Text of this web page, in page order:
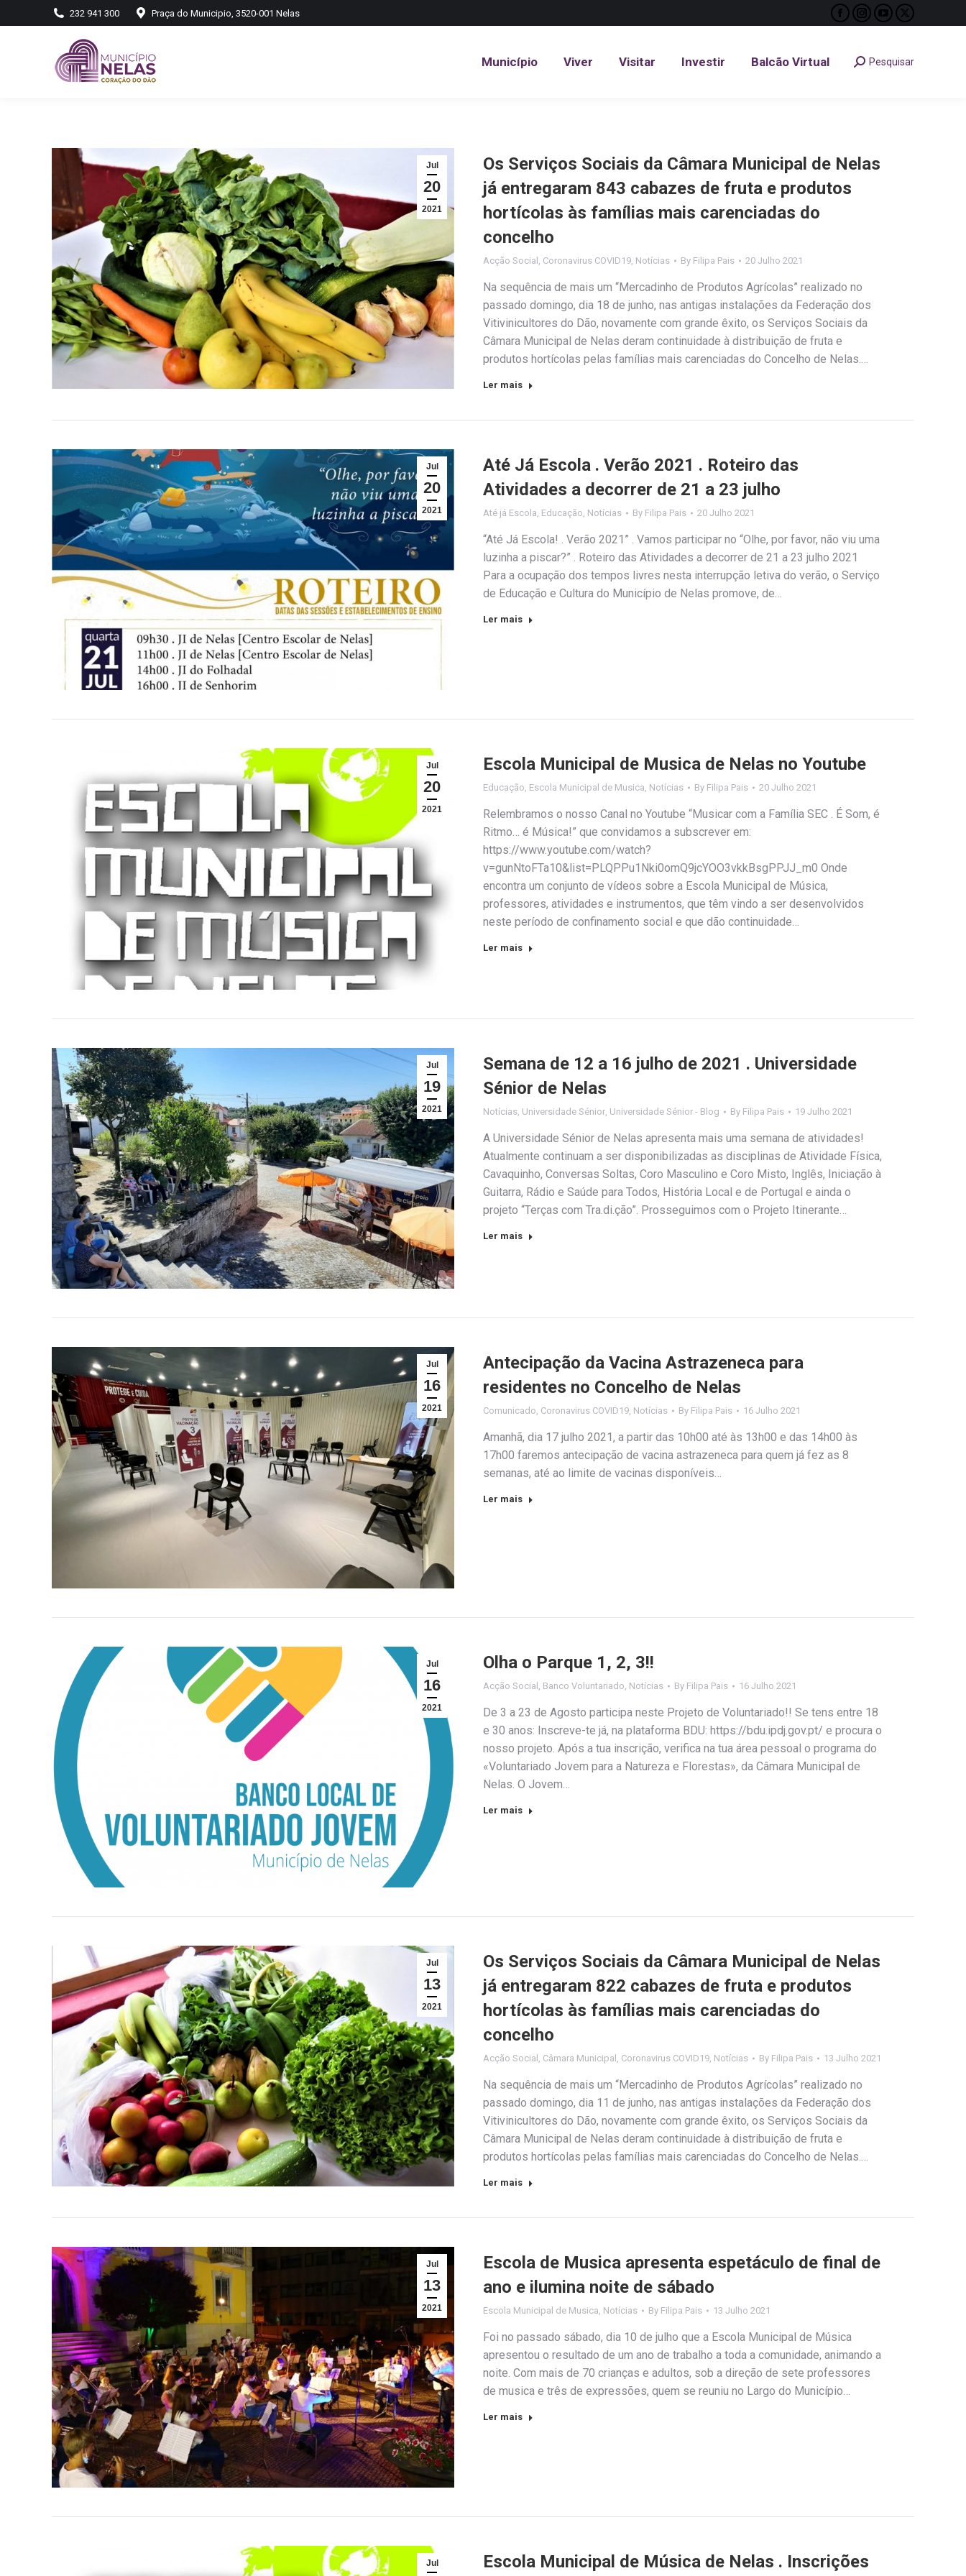
232 941 300 Praça do Municipio, 3520-001 Nelas
Facebook
opens
Instagram
opens
YouTube
opens
X
opens
Município Viver Visitar Investir Balcão Virtual Search:Pesquisar
Jul
20
2021
Os Serviços Sociais da Câmara Municipal de Nelas
já entregaram 843 cabazes de fruta e produtos
hortícolas às famílias mais carenciadas do
concelho
Acção Social , Coronavirus COVID19, Notícias By Filipa Pais 20 Julho 2021
Na sequência de mais um “Mercadinho de Produtos Agrícolas” realizado no
passado domingo, dia 18 de junho, nas antigas instalações da Federação dos
Vitivinicultores do Dão, novamente com grande êxito, os Serviços Sociais da
Câmara Municipal de Nelas deram continuidade à distribuição de fruta e
produtos hortícolas pelas famílias mais carenciadas do Concelho de Nelas.…
Ler mais
Jul
20
2021
Até Já Escola . Verão 2021 . Roteiro das
Atividades a decorrer de 21 a 23 julho
Até já Escola, Educação, Notícias By Filipa Pais 20 Julho 2021
“Até Já Escola! . Verão 2021” . Vamos participar no “Olhe, por favor, não viu uma
luzinha a piscar?” . Roteiro das Atividades a decorrer de 21 a 23 julho 2021
Para a ocupação dos tempos livres nesta interrupção letiva do verão, o Serviço
de Educação e Cultura do Município de Nelas promove, de…
Ler mais
Jul
20
2021
Escola Municipal de Musica de Nelas no Youtube
Educação, Escola Municipal de Musica, Notícias By Filipa Pais 20 Julho 2021
Relembramos o nosso Canal no Youtube “Musicar com a Família SEC . É Som, é
Ritmo… é Música!” que convidamos a subscrever em:
https://www.youtube.com/watch?
v=gunNtoFTa10&list=PLQPPu1Nki0omQ9jcYOO3vkkBsgPPJJ_m0 Onde
encontra um conjunto de vídeos sobre a Escola Municipal de Música,
professores, atividades e instrumentos, que têm vindo a ser desenvolvidos
neste período de confinamento social e que dão continuidade…
Ler mais
Jul
19
2021
Semana de 12 a 16 julho de 2021 . Universidade
Sénior de Nelas
Notícias Universidade Sénior Universidade Sénior - Blog By Filipa Pais 19 Julho 2021
A Universidade Sénior de Nelas apresenta mais uma semana de atividades!
Atualmente continuam a ser disponibilizadas as disciplinas de Atividade Física,
Cavaquinho, Conversas Soltas, Coro Masculino e Coro Misto, Inglês, Iniciação à
Guitarra, Rádio e Saúde para Todos, História Local e de Portugal e ainda o
projeto “Terças com Tra.di.ção”. Prosseguimos com o Projeto Itinerante…
Ler mais
Jul
16
2021
Antecipação da Vacina Astrazeneca para
residentes no Concelho de Nelas
Comunicado, Coronavirus COVID19, Notícias By Filipa Pais 16 Julho 2021
Amanhã, dia 17 julho 2021, a partir das 10h00 até às 13h00 e das 14h00 às
17h00 faremos antecipação de vacina astrazeneca para quem já fez as 8
semanas, até ao limite de vacinas disponíveis…
Ler mais
Jul
16
2021
Olha o Parque 1, 2, 3!!
Acção Social Banco Voluntariado Notícias By Filipa Pais 16 Julho 2021
De 3 a 23 de Agosto participa neste Projeto de Voluntariado!! Se tens entre 18
e 30 anos: Inscreve-te já, na plataforma BDU: https://bdu.ipdj.gov.pt/ e procura o
nosso projeto. Após a tua inscrição, verifica na tua área pessoal o programa do
«Voluntariado Jovem para a Natureza e Florestas», da Câmara Municipal de
Nelas. O Jovem…
Ler mais
Jul
13
2021
Os Serviços Sociais da Câmara Municipal de Nelas
já entregaram 822 cabazes de fruta e produtos
hortícolas às famílias mais carenciadas do
concelho
Acção Social , Câmara Municipal , Coronavirus COVID19, Notícias By Filipa Pais 13 Julho 2021
Na sequência de mais um “Mercadinho de Produtos Agrícolas” realizado no
passado domingo, dia 11 de junho, nas antigas instalações da Federação dos
Vitivinicultores do Dão, novamente com grande êxito, os Serviços Sociais da
Câmara Municipal de Nelas deram continuidade à distribuição de fruta e
produtos hortícolas pelas famílias mais carenciadas do Concelho de Nelas.…
Ler mais
Jul
13
2021
Escola de Musica apresenta espetáculo de final de
ano e ilumina noite de sábado
Escola Municipal de Musica, Notícias By Filipa Pais 13 Julho 2021
Foi no passado sábado, dia 10 de julho que a Escola Municipal de Música
apresentou o resultado de um ano de trabalho a toda a comunidade, animando a
noite. Com mais de 70 crianças e adultos, sob a direção de sete professores
de musica e três de expressões, quem se reuniu no Largo do Município…
Ler mais
Jul Escola Municipal de Música de Nelas . Inscrições
Município Viver Visitar Investir Balcão Virtual Search:
Pesquisar